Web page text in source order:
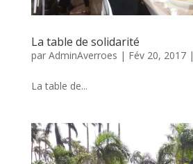
La table de solidarité
par AdminAverroes | Fév 20, 2017|
La table de...